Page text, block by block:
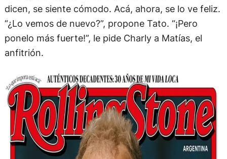
dicen, se siente cómodo. Acá, ahora, se lo ve feliz.
“¿Lo vemos de nuevo?”, propone Tato. “¡Pero
ponelo más fuerte!”, le pide Charly a Matías, el
anfitrión.